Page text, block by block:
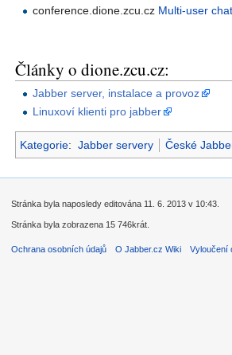
conference.dione.zcu.cz Multi-user chat
Články o dione.zcu.cz:
Jabber server, instalace a provoz
Linuxoví klienti pro jabber
Kategorie: Jabber servery České
Stránka byla naposledy editována 11. 6. 2013 v 10:43.
Stránka byla zobrazena 15 746krát.
Ochrana osobních údajů O Jabber.cz Wiki Vyloučení